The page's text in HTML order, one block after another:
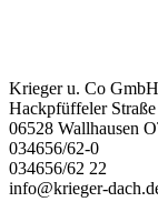
Krieger u. Co GmbH
Hackpfüffeler
06528 Wallhausen
034656/62-0
034656/62 22
info@krieger-